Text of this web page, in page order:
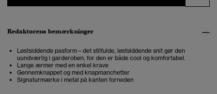
Redaktørens bemærkninger
Løstsiddende pasform – det stilfulde, løstsiddende snit gør den
uundværlig i garderoben, for den er både cool og komfortabel.
Lange ærmer med en enkel krave
Gennemknappet og med knapmanchetter
Signaturmærke i metal på kanten forneden